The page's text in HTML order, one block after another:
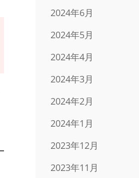
2024年6月
2024年5月
2024年4月
2024年3月
2024年2月
2024年1月
2023年12月
2023年11月